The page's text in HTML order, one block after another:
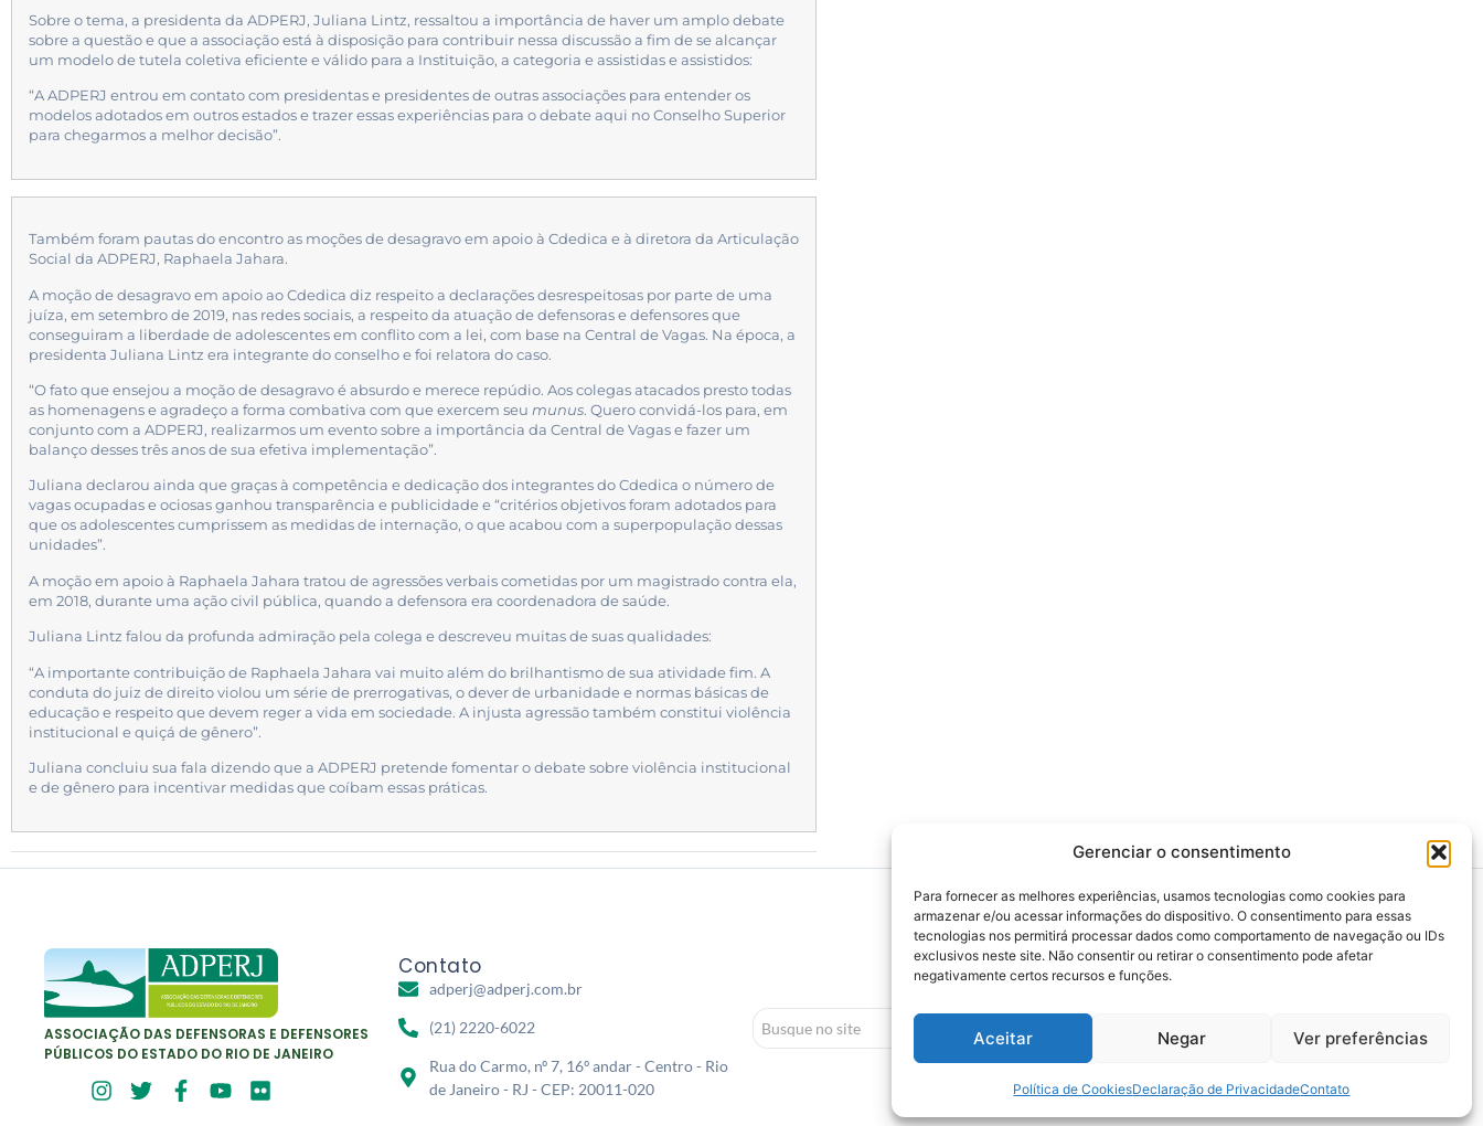
Gerenciar o consentimento
Para fornecer as melhores experiências, usamos tecnologias como cookies para
armazenar e/ou acessar informações do dispositivo. O consentimento para essas
tecnologias nos permitirá processar dados como comportamento de navegação ou IDs
exclusivos neste site. Não consentir ou retirar o consentimento pode afetar
negativamente certos recursos e funções.
Aceitar Negar Ver preferências
Política de CookiesDeclaração de PrivacidadeContato
Sobre o tema, a presidenta da ADPERJ, Juliana Lintz, ressaltou a importância de haver um amplo debate
sobre a questão e que a associação está à disposição para contribuir nessa discussão a fim de se alcançar
um modelo de tutela coletiva eficiente e válido para a Instituição, a categoria e assistidas e assistidos:
“A ADPERJ entrou em contato com presidentas e presidentes de outras associações para entender os
modelos adotados em outros estados e trazer essas experiências para o debate aqui no Conselho Superior
para chegarmos a melhor decisão”.
Também foram pautas do encontro as moções de desagravo em apoio à Cdedica e à diretora da Articulação
Social da ADPERJ, Raphaela Jahara.
A moção de desagravo em apoio ao Cdedica diz respeito a declarações desrespeitosas por parte de uma
juíza, em setembro de 2019, nas redes sociais, a respeito da atuação de defensoras e defensores que
conseguiram a liberdade de adolescentes em conflito com a lei, com base na Central de Vagas. Na época, a
presidenta Juliana Lintz era integrante do conselho e foi relatora do caso.
“O fato que ensejou a moção de desagravo é absurdo e merece repúdio. Aos colegas atacados presto todas
as homenagens e agradeço a forma combativa com que exercem seu munus. Quero convidá-los para, em
conjunto com a ADPERJ, realizarmos um evento sobre a importância da Central de Vagas e fazer um
balanço desses três anos de sua efetiva implementação”.
Juliana declarou ainda que graças à competência e dedicação dos integrantes do Cdedica o número de
vagas ocupadas e ociosas ganhou transparência e publicidade e “critérios objetivos foram adotados para
que os adolescentes cumprissem as medidas de internação, o que acabou com a superpopulação dessas
unidades”.
A moção em apoio à Raphaela Jahara tratou de agressões verbais cometidas por um magistrado contra ela,
em 2018, durante uma ação civil pública, quando a defensora era coordenadora de saúde.
Juliana Lintz falou da profunda admiração pela colega e descreveu muitas de suas qualidades:
“A importante contribuição de Raphaela Jahara vai muito além do brilhantismo de sua atividade fim. A
conduta do juiz de direito violou um série de prerrogativas, o dever de urbanidade e normas básicas de
educação e respeito que devem reger a vida em sociedade. A injusta agressão também constitui violência
institucional e quiçá de gênero”.
Juliana concluiu sua fala dizendo que a ADPERJ pretende fomentar o debate sobre violência institucional
e de gênero para incentivar medidas que coíbam essas práticas.
ASSOCIAÇÃO DAS DEFENSORAS E DEFENSORES
PÚBLICOS DO ESTADO DO RIO DE JANEIRO
Contato
adperj@adperj.com.br
(21) 2220-6022
Rua do Carmo, nº 7, 16º andar - Centro - Rio
de Janeiro - RJ - CEP: 20011-020
>>> Associação Nacional das Defensoras e
Defensores Públicos (ANADEP)
>>> Caixa de Assistência aos Membros da
Janeiro (CAMARJ)